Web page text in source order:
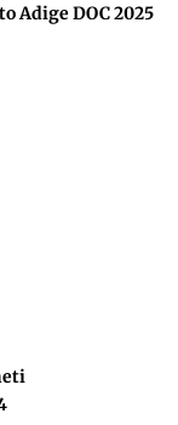
Adige DOC 2025